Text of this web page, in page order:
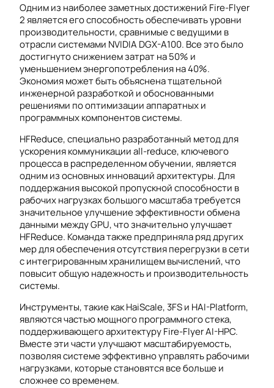
Одним из наиболее заметных достижений Fire-Flyer
2 является его способность обеспечивать уровни
производительности, сравнимые с ведущими в
отрасли системами NVIDIA DGX-A100. Все это было
достигнуто снижением затрат на 50% и
уменьшением энергопотребления на 40%.
Экономия может быть объяснена тщательной
инженерной разработкой и обоснованными
решениями по оптимизации аппаратных и
программных компонентов системы.
HFReduce, специально разработанный метод для
ускорения коммуникации all-reduce, ключевого
процесса в распределенном обучении, является
одним из основных инноваций архитектуры. Для
поддержания высокой пропускной способности в
рабочих нагрузках большого масштаба требуется
значительное улучшение эффективности обмена
данными между GPU, что значительно улучшает
HFReduce. Команда также предприняла ряд других
мер для обеспечения отсутствия перегрузки в сети
с интегрированным хранилищем вычислений, что
повысит общую надежность и производительность
системы.
Инструменты, такие как HaiScale, 3FS и HAI-Platform,
являются частью мощного программного стека,
поддерживающего архитектуру Fire-Flyer AI-HPC.
Вместе эти части улучшают масштабируемость,
позволяя системе эффективно управлять рабочими
нагрузками, которые становятся все больше и
сложнее со временем.